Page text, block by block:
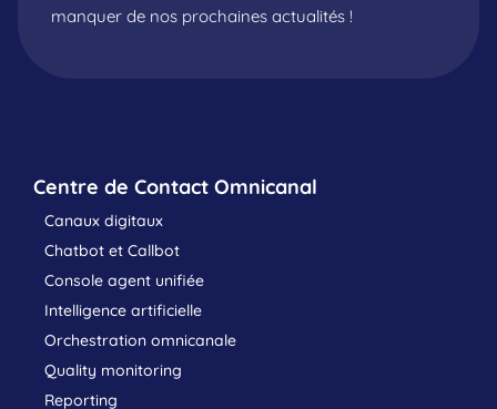
manquer de nos prochaines actualités !
Centre de Contact Omnicanal
Canaux digitaux
Chatbot et Callbot
Console agent unifiée
Intelligence artificielle
Orchestration omnicanale
Quality monitoring
Reporting